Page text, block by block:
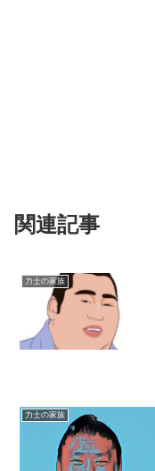
関連記事
力士の家族
力士の家族